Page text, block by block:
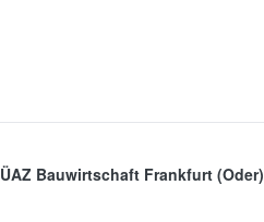
ÜAZ Bauwirtschaft Frankfurt (Oder)